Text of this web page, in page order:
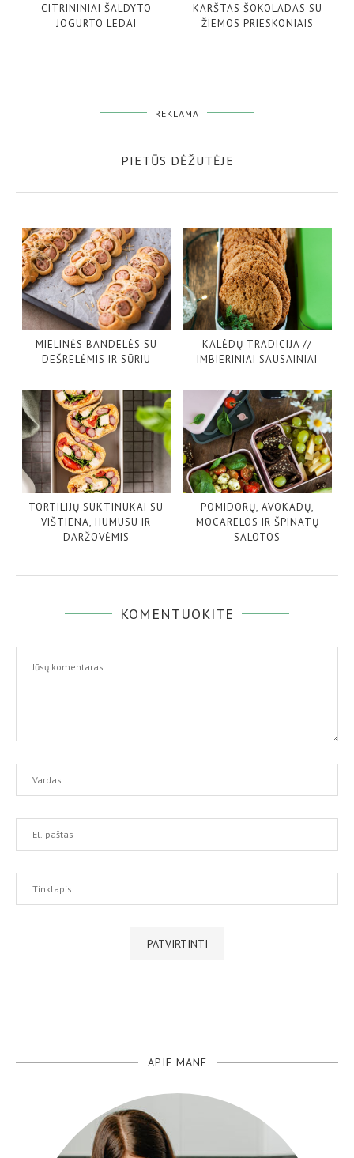
CITRININIAI ŠALDYTO
JOGURTO LEDAI
KARŠTAS ŠOKOLADAS SU
ŽIEMOS PRIESKONIAIS
REKLAMA
PIETŪS DĖŽUTĖJE
MIELINĖS BANDELĖS SU
DEŠRELĖMIS IR SŪRIU
KALĖDŲ TRADICIJA //
IMBIERINIAI SAUSAINIAI
TORTILIJŲ SUKTINUKAI SU
VIŠTIENA, HUMUSU IR
DARŽOVĖMIS
POMIDORŲ, AVOKADŲ,
MOCARELOS IR ŠPINATŲ
SALOTOS
KOMENTUOKITE
APIE MANE